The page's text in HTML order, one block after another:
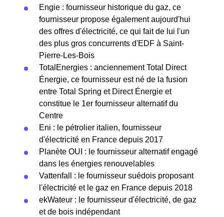
Engie : fournisseur historique du gaz, ce
fournisseur propose également aujourd'hui
des offres d'électricité, ce qui fait de lui l'un
des plus gros concurrents d'EDF à Saint-
Pierre-Les-Bois
TotalEnergies : anciennement Total Direct
Énergie, ce fournisseur est né de la fusion
entre Total Spring et Direct Énergie et
constitue le 1er fournisseur alternatif du
Centre
Eni : le pétrolier italien, fournisseur
d'électricité en France depuis 2017
Planète OUI : le fournisseur alternatif engagé
dans les énergies renouvelables
Vattenfall : le fournisseur suédois proposant
l'électricité et le gaz en France depuis 2018
ekWateur : le fournisseur d'électricité, de gaz
et de bois indépendant